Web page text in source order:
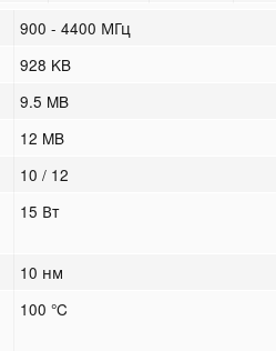
900 - 4400 МГц
928 KB
9.5 MB
12 MB
10 / 12
15 Вт
10 нм
100 °C